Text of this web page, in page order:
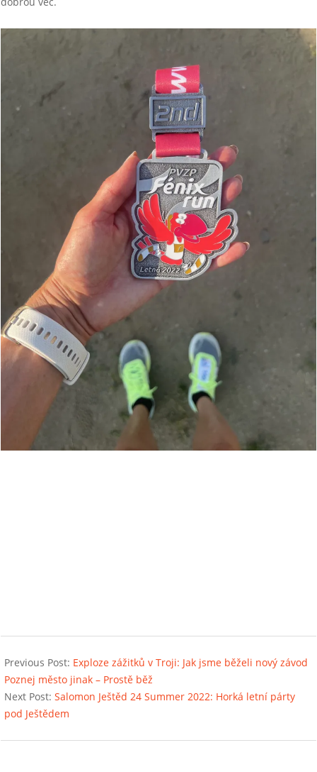
06-
12
Previous Post: Exploze zážitků v Troji: Jak jsme běželi nový závod
Poznej město jinak – Prostě běž
Next Post: Salomon Ještěd 24 Summer 2022: Horká letní párty
pod Ještědem